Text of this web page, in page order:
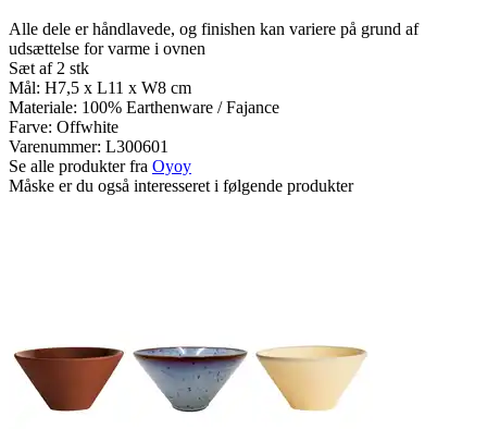
Alle dele er håndlavede, og finishen kan variere på grund af
udsættelse for varme i ovnen
Sæt af 2 stk
Mål: H7,5 x L11 x W8 cm
Materiale: 100% Earthenware / Fajance
Farve: Offwhite
Varenummer: L300601
Se alle produkter fra Oyoy
Måske er du også interesseret i følgende produkter